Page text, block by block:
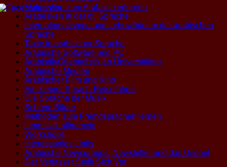
Materialien zum Arabisch erlernen
Arabesken in der dt. Sprache
Internationalismen und Lehnwörter in der arabischen
Sprache
Texte in arabischer Sprache
Arabische Software und PC
Arabistik/Orientalistik an Universitäten
Arabische Medien
Arabischer Film und Kino
Ein kleiner Sprach-Reiseführer
Die Sprache der Musik
Schöne Bilder
Methoden zum Fremdsprachen lernen
Linguistik allgemein
Workshops
Interessantes Links
Arabische Newsgroups, Newsletter und das Usenet
Der Verfasser Stellt Sich Vor